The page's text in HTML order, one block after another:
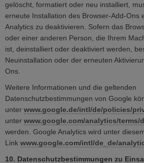
gelöscht, formatiert oder neu installiert,
erneute Installation des Browser-Add-Ons
Analytics zu deaktivieren. Sofern das
oder einer anderen Person, die Ihrem
ist, deinstalliert oder deaktiviert werden,
Neuinstallation oder der erneuten
Ons.
Weitere Informationen und die geltenden
Datenschutzbestimmungen von Google
unter www.google.de/intl/de/policies/
unter www.google.com/analytics/terms/
werden. Google Analytics wird unter
Link www.google.com/intl/de_de/
10. Datenschutzbestimmungen zu